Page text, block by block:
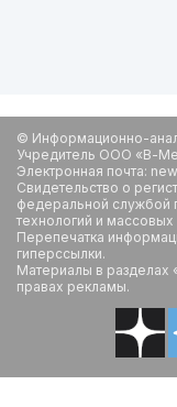
© Информационно-
Учредитель ООО «В-
Электронная почта:
Свидетельство о
федеральной службой
технологий и
Перепечатка
гиперссылки.
Материалы в разделах
правах рекламы.